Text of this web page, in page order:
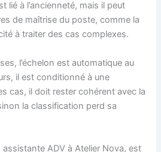
lié à l’ancienneté, mais il peut
de maîtrise du poste, comme la
à traiter des cas complexes.
l’échelon est automatique au
il est conditionné à une
cas, il doit rester cohérent avec la
la classification perd sa
ADV à Atelier Nova, est